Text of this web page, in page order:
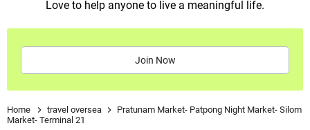
Love to help anyone to live a meaningful life.
Join Now
Home travel oversea
Pratunam Market- Patpong Night Market- Silom
Market- Terminal 21